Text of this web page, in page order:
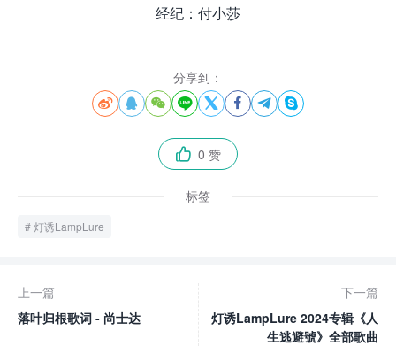
经纪：付小莎
分享到：
       
 0 赞
标签
灯诱LampLure
上一篇
落叶归根歌词 - 尚士达
下一篇
灯诱LampLure 2024专辑《人
生逃避號》全部歌曲